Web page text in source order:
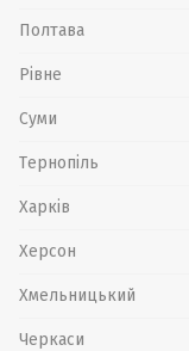
Полтава
Рівне
Суми
Тернопіль
Харків
Херсон
Хмельницький
Черкаси